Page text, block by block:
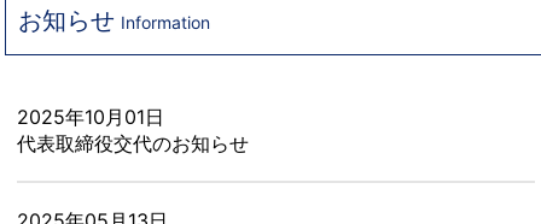
お知らせ Information
2025年10月01日
代表取締役交代のお知らせ